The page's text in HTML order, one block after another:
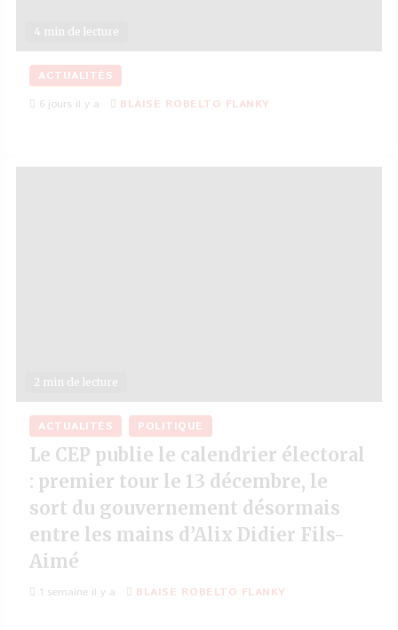
4 min de lecture
ACTUALITÉS
6 jours il y a
BLAISE ROBELTO FLANKY
2 min de lecture
ACTUALITÉS POLITIQUE
Le CEP publie le calendrier électoral
: premier tour le 13 décembre, le
sort du gouvernement désormais
entre les mains d’Alix Didier Fils-
Aimé
1 semaine il y a BLAISE ROBELTO FLANKY